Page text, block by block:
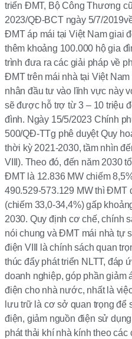
triển ĐMT, Bộ Công Thương
2023/QĐ-BCT ngày 5/7/
ĐMT áp mái tại Việt Nam giai
thêm khoảng 100.000 hộ gia
trình đưa ra các giải pháp về
ĐMT trên mái nhà tại Việt
nhân đầu tư vào lĩnh vực này
sẽ được hỗ trợ từ 3 – 10 triệu
đình. Ngày 15/5/2023 Chính
500/QĐ-TTg phê duyệt Quy
thời kỳ 2021-2030, tầm nhìn
VIII). Theo đó, đến năm 2030
ĐMT là 12.836 MW chiếm
490.529-573.129 MW thì ĐMT
(chiếm 33,0-34,4%) gấp
2030. Quy định cơ chế, chính
nói chung và ĐMT mái nhà tự
điện VIII là chính sách quan
thúc đẩy phát triển NLTT, đáp
doanh nghiệp, góp phần giảm
điện cho nhà nước, nhất là
lưu trữ là cơ sở quan trọng để
điện, giảm nguồn điện sử
phát thải khí nhà kính theo các